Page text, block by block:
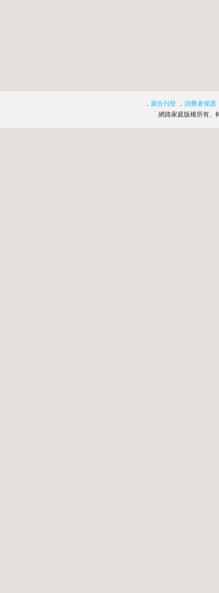
． 廣告刊登 ． 消費者保護
網路家庭版權所有、